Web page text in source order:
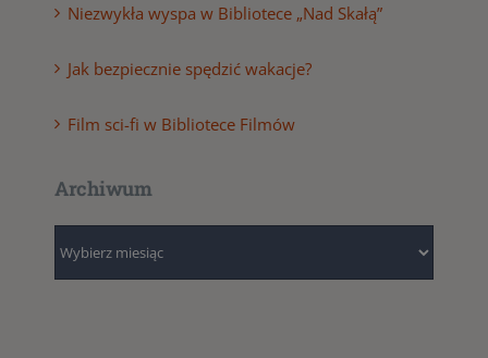
Niezwykła wyspa w Bibliotece „Nad Skałą”
Jak bezpiecznie spędzić wakacje?
Film sci-fi w Bibliotece Filmów
Archiwum